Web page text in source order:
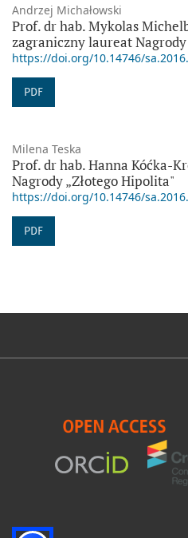
Andrzej Michałowski
Prof. dr hab. Mykolas
zagraniczny laureat
https://doi.org/10.14746/
PDF
Milena Teska
Prof. dr hab. Hanna Kóćka-
Nagrody „Złotego Hipolita"
https://doi.org/10.14746/
PDF